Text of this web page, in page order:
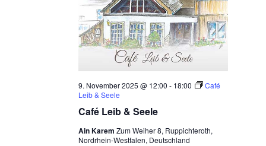
Café Leib & Seele
9. November 2025 @ 12:00 - 18:00
Café
Leib & Seele
Ain KaremZum Weiher 8, Ruppichteroth,
Nordrhein-Westfalen, Deutschland